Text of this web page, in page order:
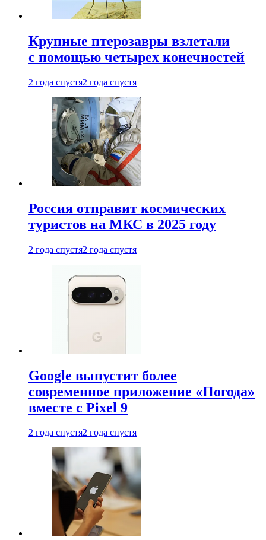
Крупные птерозавры взлетали
с помощью четырех конечностей
2 года спустя2 года спустя
Россия отправит космических
туристов на МКС в 2025 году
2 года спустя2 года спустя
Google выпустит более
современное приложение «Погода»
вместе с Pixel 9
2 года спустя2 года спустя